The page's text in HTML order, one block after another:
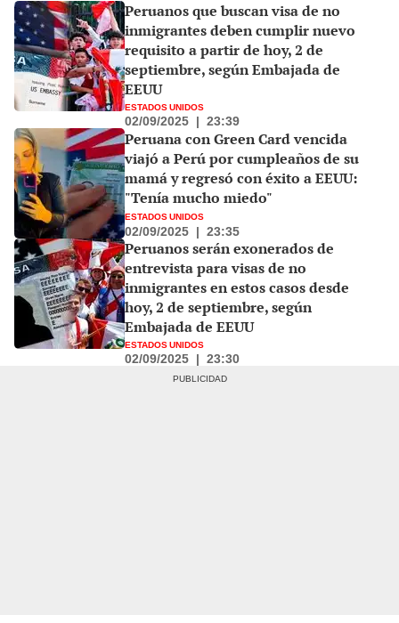
Peruanos que buscan visa de no
inmigrantes deben cumplir nuevo
requisito a partir de hoy, 2 de
septiembre, según Embajada de
EEUU
ESTADOS UNIDOS
02/09/2025 | 23:39
Peruana con Green Card vencida
viajó a Perú por cumpleaños de su
mamá y regresó con éxito a EEUU:
"Tenía mucho miedo"
ESTADOS UNIDOS
02/09/2025 | 23:35
Peruanos serán exonerados de
entrevista para visas de no
inmigrantes en estos casos desde
hoy, 2 de septiembre, según
Embajada de EEUU
ESTADOS UNIDOS
02/09/2025 | 23:30